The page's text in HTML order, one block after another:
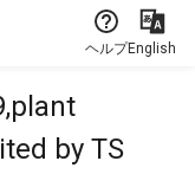
ヘルプEnglish
by TS